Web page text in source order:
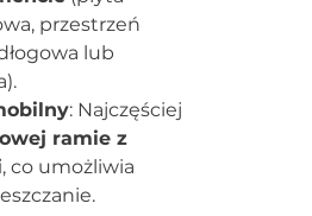
przestrzeń
lub
: Najczęściej
ramie z
, co umożliwia